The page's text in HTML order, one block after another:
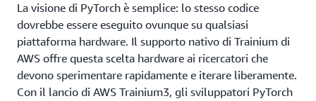
La visione di PyTorch è semplice: lo stesso codice
dovrebbe essere eseguito ovunque su qualsiasi
piattaforma hardware. Il supporto nativo di Trainium di
AWS offre questa scelta hardware ai ricercatori che
devono sperimentare rapidamente e iterare liberamente.
Con il lancio di AWS Trainium3, gli sviluppatori PyTorch